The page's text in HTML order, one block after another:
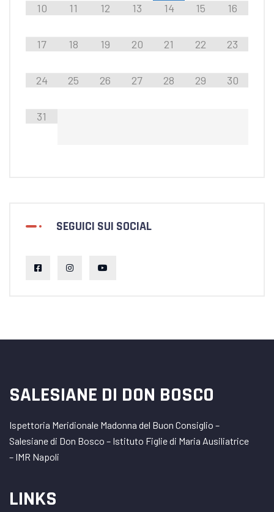
10 11 12 13 14 15 16
17 18 19 20 21 22 23
24 25 26 27 28 29 30
31
SEGUICI SUI SOCIAL
SALESIANE DI DON BOSCO
Ispettoria Meridionale Madonna del Buon Consiglio –
Salesiane di Don Bosco – Istituto Figlie di Maria Ausiliatrice
– IMR Napoli
LINKS